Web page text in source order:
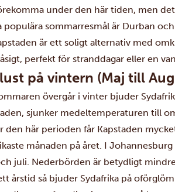
under den här tiden, men
populära sommarresmål är Durban
är ett soligt alternativ med
perfekt för stranddagar eller en
på vintern (Maj till
övergår i vinter bjuder
sjunker medeltemperaturen till
den här perioden får Kapstaden
månaden på året. I
juli. Nederbörden är betydligt
årstid så bjuder Sydafrika på